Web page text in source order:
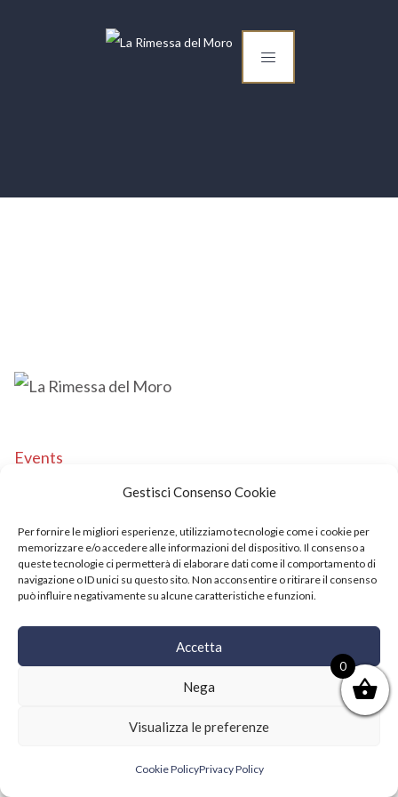
Gestisci Consenso Cookie
Per fornire le migliori esperienze, utilizziamo tecnologie come i cookie per
memorizzare e/o accedere alle informazioni del dispositivo. Il consenso a
queste tecnologie ci permetterà di elaborare dati come il comportamento di
navigazione o ID unici su questo sito. Non acconsentire o ritirare il consenso
può influire negativamente su alcune caratteristiche e funzioni.
Accetta
Nega
Visualizza le preferenze
Cookie PolicyPrivacy Policy
Events
Copyright © 2021 SushiFushi. All Rights Reserved.
0